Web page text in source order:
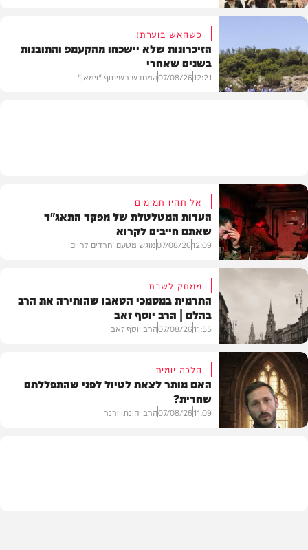
חרדים
כשהאש בוערת!
הזיכרונות שלא יישכחו מהקעמפ והתובנות
בשנים שאחרי
12:21
07/08/26המחדש בשיתוף "וימאן"
דעות
אל תהיו תמימים
העדות המטלטלת של מפקד התאג"ד
שאתם חייבים לקרוא
12:09
07/08/26מוגש מטעם 'חרדים לחיים'
בית המדרש
ממתק לשבת
התרמית במסמכי הטאבו שהותירה את הרב
בהלם | הרב יוסף זאב
11:55
07/08/26הרב יוסף זאב
הלכה יומית
האם מותר לצאת לטיול לפני שהתפללתם
שחרית?
11:09
07/08/26הרב יהונתן ורנר